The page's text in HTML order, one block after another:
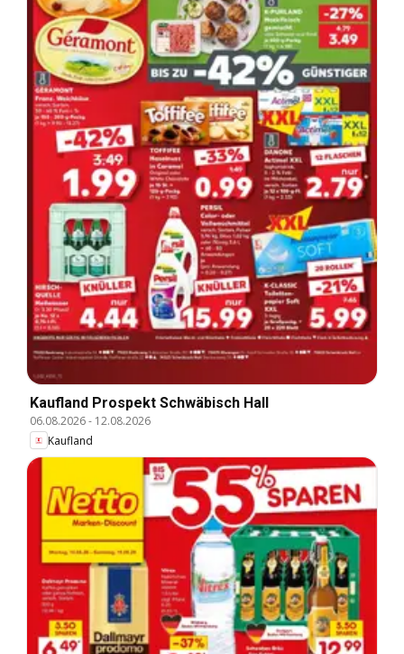
Kaufland Prospekt Schwäbisch Hall
06.08.2026- 12.08.2026
Kaufland